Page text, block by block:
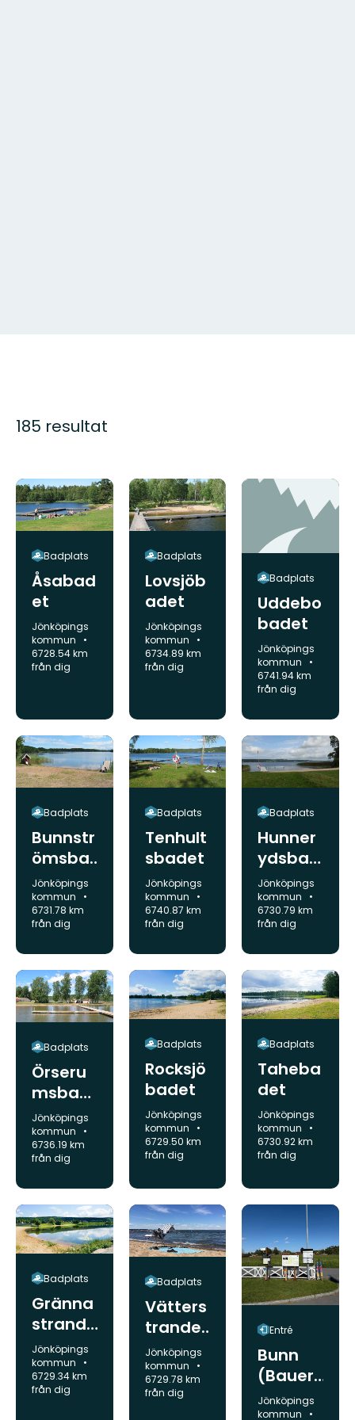
185 resultat
Badplats
Åsabad
et
Kommun:
Jönköpings
kommun
6728.54 km
från dig
Badplats
Lovsjöb
adet
Kommun:
Jönköpings
kommun
6734.89 km
från dig
Badplats
Uddebo
badet
Kommun:
Jönköpings
kommun
6741.94 km
från dig
Badplats
Bunnstr
ömsba
det
Kommun:
Jönköpings
kommun
6731.78 km
från dig
Badplats
Tenhult
sbadet
Kommun:
Jönköpings
kommun
6740.87 km
från dig
Badplats
Hunner
ydsbad
et
Kommun:
Jönköpings
kommun
6730.79 km
från dig
Badplats
Örseru
msbad
et
Kommun:
Jönköpings
kommun
6736.19 km
från dig
Badplats
Rocksjö
badet
Kommun:
Jönköpings
kommun
6729.50 km
från dig
Badplats
Taheba
det
Kommun:
Jönköpings
kommun
6730.92 km
från dig
Badplats
Gränna
strand
bad
Kommun:
Jönköpings
kommun
6729.34 km
från dig
Badplats
Vätters
trande
n
Kommun:
Jönköpings
kommun
6729.78 km
från dig
Entré
Bunn
(Bauer
gården
Kommun:
Jönköpings
kommun